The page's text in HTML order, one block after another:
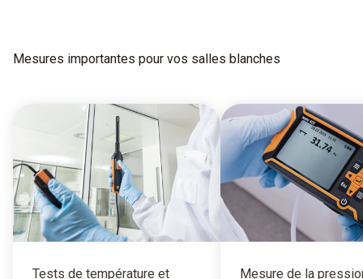
Mesures importantes pour vos salles blanches
Tests de température et Mesure de la